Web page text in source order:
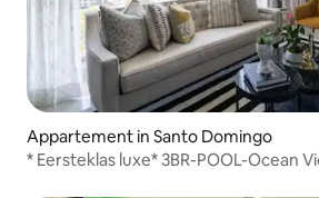
Appartement in Santo Domingo
* Eersteklas luxe* 3BR-POOL-Ocean